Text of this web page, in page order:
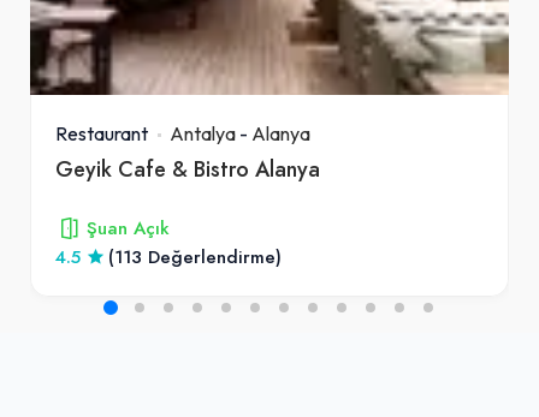
Restaurant Antalya - Alanya
Geyik Cafe & Bistro Alanya
Şuan Açık
4.5
(113 Değerlendirme)